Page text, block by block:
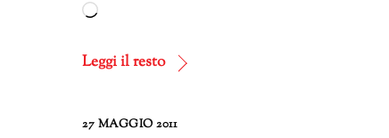
Caricamento
corso…
Leggi il resto
27 MAGGIO 2011